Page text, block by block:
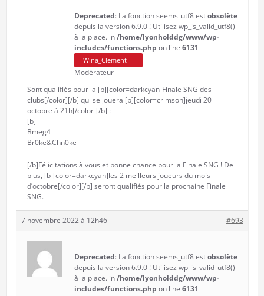
Deprecated: La fonction seems_utf8 estobsolète
depuis la version 6.9.0 ! Utilisez wp_is_valid_utf8()
à la place. in/home/lyonholddg/www/wp-
includes/functions.php on line 6131
Wina_Clement
Modérateur
Sont qualifiés pour la [b][color=darkcyan]Finale SNG des
clubs[/color][/b] qui se jouera [b][color=crimson]jeudi 20
octobre à 21h[/color][/b] :
[b]
Bmeg4
Br0ke&Chn0ke
[/b]Félicitations à vous et bonne chance pour la Finale SNG ! De
plus, [b][color=darkcyan]les 2 meilleurs joueurs du mois
d’octobre[/color][/b] seront qualifiés pour la prochaine Finale
SNG.
7 novembre 2022 à 12h46 #693
Deprecated: La fonction seems_utf8 estobsolète
depuis la version 6.9.0 ! Utilisez wp_is_valid_utf8()
à la place. in/home/lyonholddg/www/wp-
includes/functions.php on line 6131